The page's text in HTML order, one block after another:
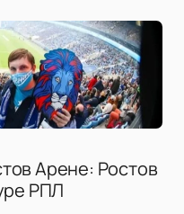
Арене: Ростов
РПЛ